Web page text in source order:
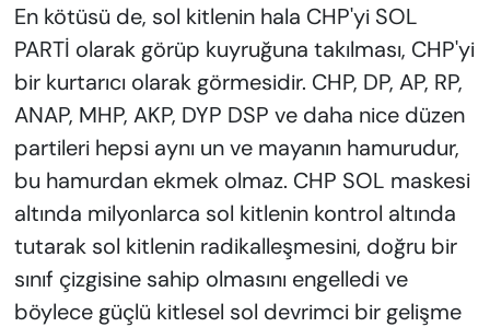
En kötüsü de, sol kitlenin hala CHP'yi SOL
PARTİ olarak görüp kuyruğuna takılması, CHP'yi
bir kurtarıcı olarak görmesidir. CHP, DP, AP, RP,
ANAP, MHP, AKP, DYP DSP ve daha nice düzen
partileri hepsi aynı un ve mayanın hamurudur,
bu hamurdan ekmek olmaz. CHP SOL maskesi
altında milyonlarca sol kitlenin kontrol altında
tutarak sol kitlenin radikalleşmesini, doğru bir
sınıf çizgisine sahip olmasını engelledi ve
böylece güçlü kitlesel sol devrimci bir gelişme